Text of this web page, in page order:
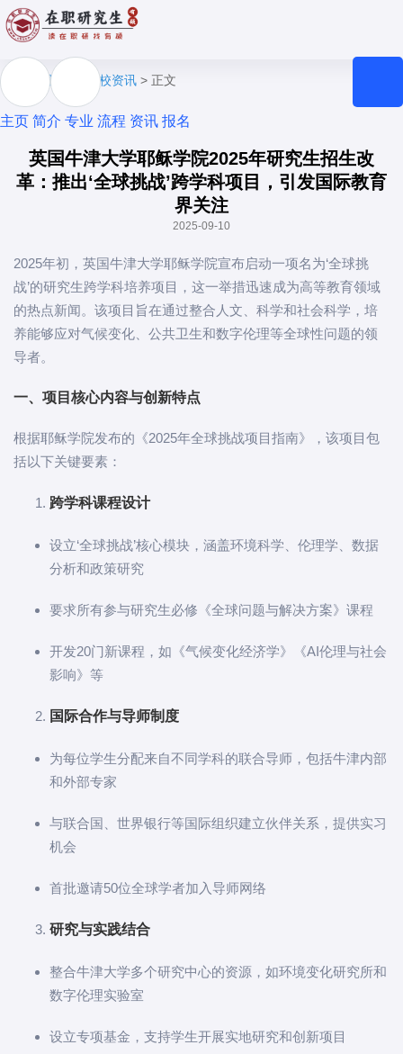
首页 院校资讯 > 正文
主页 简介 专业 流程 资讯 报名
英国牛津大学耶稣学院2025年研究生招生改
革：推出‘全球挑战’跨学科项目，引发国际教育
界关注
2025-09-10
2025年初，英国牛津大学耶稣学院宣布启动一项名为‘全球挑
战’的研究生跨学科培养项目，这一举措迅速成为高等教育领域
的热点新闻。该项目旨在通过整合人文、科学和社会科学，培
养能够应对气候变化、公共卫生和数字伦理等全球性问题的领
导者。
一、项目核心内容与创新特点
根据耶稣学院发布的《2025年全球挑战项目指南》，该项目包
括以下关键要素：
跨学科课程设计
设立‘全球挑战’核心模块，涵盖环境科学、伦理学、数据
分析和政策研究
要求所有参与研究生必修《全球问题与解决方案》课程
开发20门新课程，如《气候变化经济学》《AI伦理与社会
影响》等
国际合作与导师制度
为每位学生分配来自不同学科的联合导师，包括牛津内部
和外部专家
与联合国、世界银行等国际组织建立伙伴关系，提供实习
机会
首批邀请50位全球学者加入导师网络
研究与实践结合
整合牛津大学多个研究中心的资源，如环境变化研究所和
数字伦理实验室
设立专项基金，支持学生开展实地研究和创新项目